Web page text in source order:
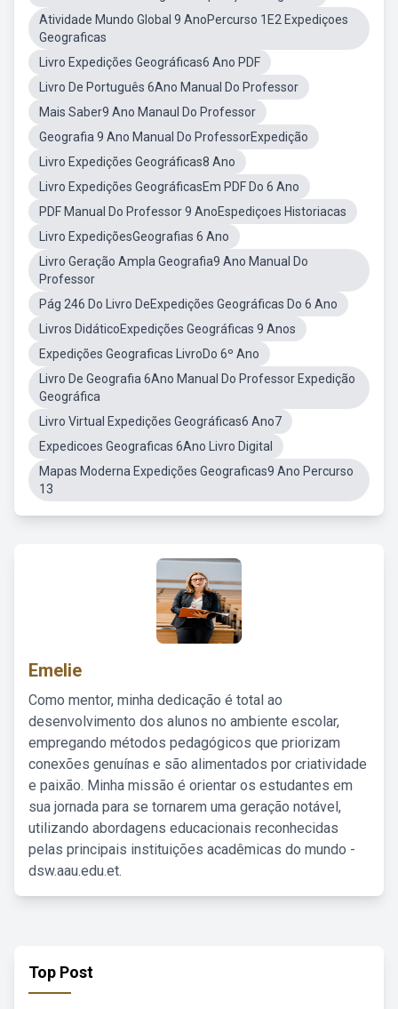
Atividade Mundo Global 9 AnoPercurso 1E2 Expediçoes
Geograficas
Livro Expedições Geográficas6 Ano PDF
Livro De Português 6Ano Manual Do Professor
Mais Saber9 Ano Manaul Do Professor
Geografia 9 Ano Manual Do ProfessorExpedição
Livro Expedições Geográficas8 Ano
Livro Expedições GeográficasEm PDF Do 6 Ano
PDF Manual Do Professor 9 AnoEspediçoes Historiacas
Livro ExpediçõesGeografias 6 Ano
Livro Geração Ampla Geografia9 Ano Manual Do
Professor
Pág 246 Do Livro DeExpedições Geográficas Do 6 Ano
Livros DidáticoExpedições Geográficas 9 Anos
Expedições Geograficas LivroDo 6º Ano
Livro De Geografia 6Ano Manual Do Professor Expedição
Geográfica
Livro Virtual Expedições Geográficas6 Ano7
Expedicoes Geograficas 6Ano Livro Digital
Mapas Moderna Expedições Geograficas9 Ano Percurso
13
Emelie
Como mentor, minha dedicação é total ao
desenvolvimento dos alunos no ambiente escolar,
empregando métodos pedagógicos que priorizam
conexões genuínas e são alimentados por criatividade
e paixão. Minha missão é orientar os estudantes em
sua jornada para se tornarem uma geração notável,
utilizando abordagens educacionais reconhecidas
pelas principais instituições acadêmicas do mundo -
dsw.aau.edu.et.
Top Post